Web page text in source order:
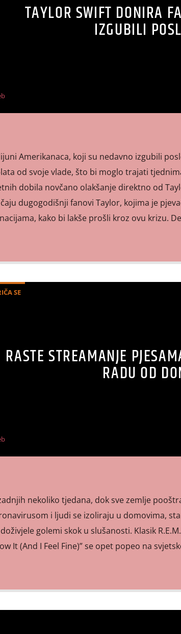
TAYLOR SWIFT DONIRA
IZGUBILI
Amerikanaca, koji su nedavno izgubili
od svoje vlade, što bi moglo trajati
dobila novčano olakšanje direktno od
dugogodišnji fanovi Taylor, kojima je
kako bi lakše prošli kroz ovu krizu.
SE
RASTE STREAMANJE
RADU OD
nekoliko tjedana, dok sve zemlje
i ljudi se izoliraju u domovima,
golemi skok u slušanosti. Klasik
It (And I Feel Fine)” se opet popeo na